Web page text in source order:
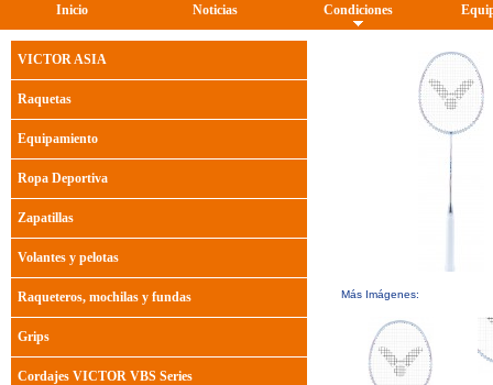
Inicio Noticias Condiciones
Más Imágenes:
VICTOR ASIA
Raquetas
Equipamiento
Ropa Deportiva
Zapatillas
Volantes y pelotas
Raqueteros, mochilas y fundas
Grips
Cordajes VICTOR VBS Series